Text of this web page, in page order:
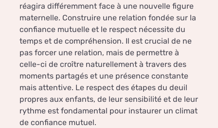
réagira différemment face à une nouvelle figure
maternelle. Construire une relation fondée sur la
confiance mutuelle et le respect nécessite du
temps et de compréhension. Il est crucial de ne
pas forcer une relation, mais de permettre à
celle-ci de croître naturellement à travers des
moments partagés et une présence constante
mais attentive. Le respect des étapes du deuil
propres aux enfants, de leur sensibilité et de leur
rythme est fondamental pour instaurer un climat
de confiance mutuel.